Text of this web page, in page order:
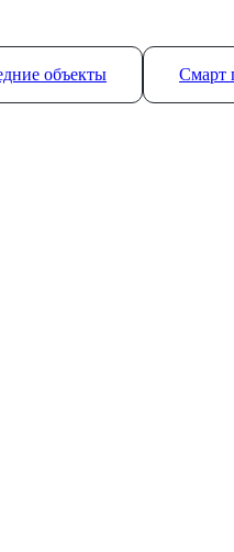
объекты Смарт